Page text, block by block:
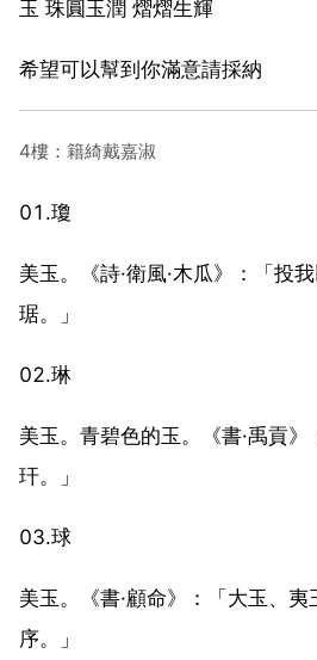
玉 珠圓玉潤 熠熠生輝
希望可以幫到你滿意請採納
4樓：籍綺戴嘉淑
01.瓊
美玉。《詩·衛風·木瓜》：「投
琚。」
02.琳
美玉。青碧色的玉。《書·禹貢
玕。」
03.球
美玉。《書·顧命》：「大玉、
序。」